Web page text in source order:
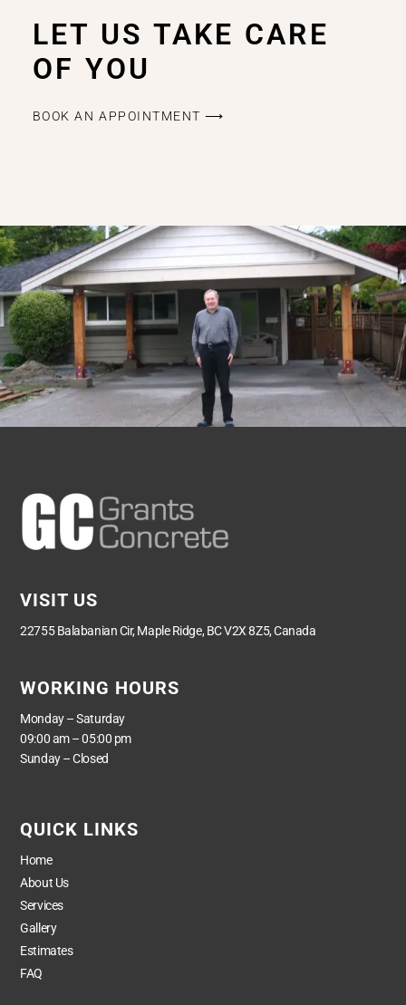
LET US TAKE CARE
OF YOU
BOOK AN APPOINTMENT ⟶
VISIT US
22755 Balabanian Cir, Maple Ridge, BC V2X 8Z5, Canada
WORKING HOURS
Monday – Saturday
09:00 am – 05:00 pm
Sunday – Closed
QUICK LINKS
Home
About Us
Services
Gallery
Estimates
FAQ